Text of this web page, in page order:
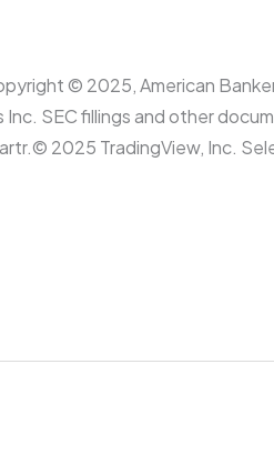
© 2025, American
SEC fillings and other
2025 TradingView, Inc.